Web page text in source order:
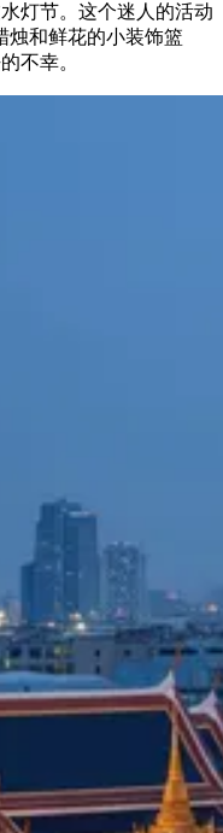
灯节。这个迷人的活动
和鲜花的小装饰篮
不幸。